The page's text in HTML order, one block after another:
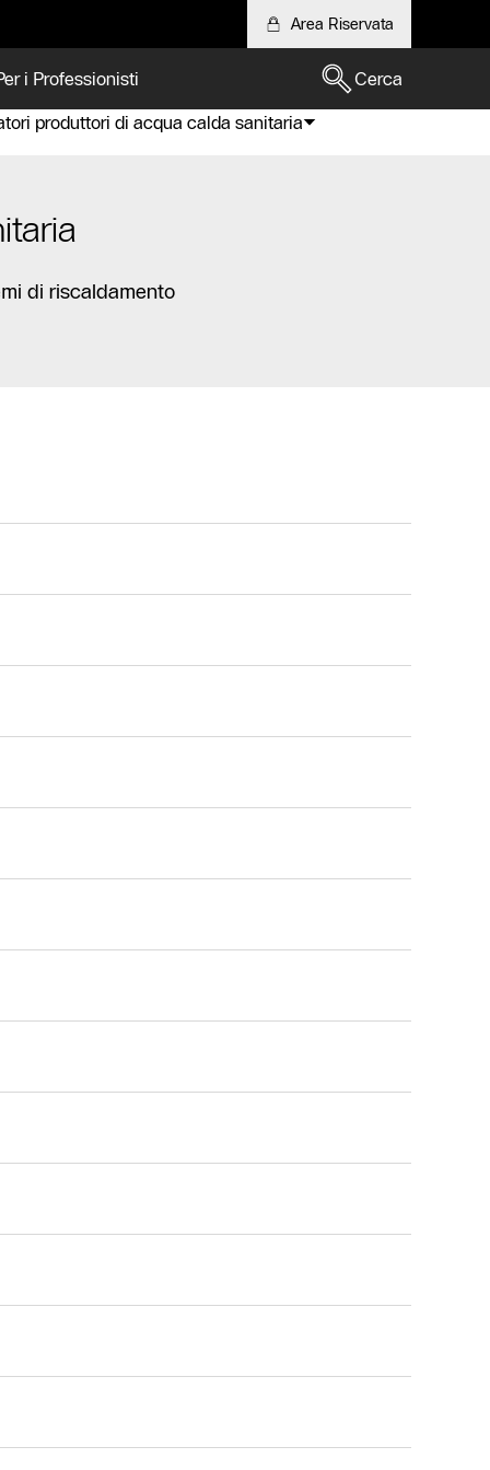
Area Riservata
i Professionisti
Cerca
produttori di acqua calda sanitaria
di riscaldamento